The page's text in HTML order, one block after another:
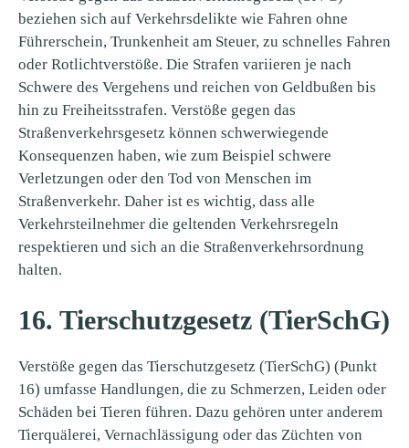
beziehen sich auf Verkehrsdelikte wie Fahren ohne
Führerschein, Trunkenheit am Steuer, zu schnelles Fahren
oder Rotlichtverstöße. Die Strafen variieren je nach
Schwere des Vergehens und reichen von Geldbußen bis
hin zu Freiheitsstrafen. Verstöße gegen das
Straßenverkehrsgesetz können schwerwiegende
Konsequenzen haben, wie zum Beispiel schwere
Verletzungen oder den Tod von Menschen im
Straßenverkehr. Daher ist es wichtig, dass alle
Verkehrsteilnehmer die geltenden Verkehrsregeln
respektieren und sich an die Straßenverkehrsordnung
halten.
16. Tierschutzgesetz (TierSchG)
Verstöße gegen das Tierschutzgesetz (TierSchG) (Punkt
16) umfasse Handlungen, die zu Schmerzen, Leiden oder
Schäden bei Tieren führen. Dazu gehören unter anderem
Tierquälerei, Vernachlässigung oder das Züchten von